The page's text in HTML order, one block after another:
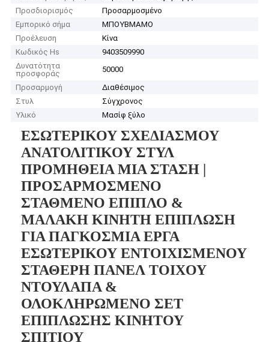
Προσδιορισμός
Προσαρμοσμένο
Εμπορικό σήμα
ΜΠΟΥΒΜΑΜΟ
Προέλευση
Κίνα
Κωδικός Hs
9403509990
Δυνατότητα
προσφοράς
50000
Προσαρμογή
Διαθέσιμος
Στυλ
Σύγχρονος
Υλικό
Μασίφ ξύλο
ΕΣΩΤΕΡΙΚΟΥ ΣΧΕΔΙΑΣΜΟΥ
ΑΝΑΤΟΛΙΤΙΚΟΥ ΣΤΥΛ
ΠΡΟΜΗΘΕΙΑ ΜΙΑ ΣΤΑΣΗ |
ΠΡΟΣΑΡΜΟΣΜΕΝΟ
ΣΤΑΘΜΕΝΟ ΕΠΙΠΛΟ &
ΜΑΛΑΚΗ ΚΙΝΗΤΗ ΕΠΙΠΛΩΣΗ
ΓΙΑ ΠΑΓΚΟΣΜΙΑ ΕΡΓΑ
ΕΣΩΤΕΡΙΚΟΥ ΕΝΤΟΙΧΙΣΜΕΝΟΥ
ΣΤΑΘΕΡΗ ΠΑΝΕΛ ΤΟΙΧΟΥ
ΝΤΟΥΛΑΠΑ &
ΟΛΟΚΛΗΡΩΜΕΝΟ ΣΕΤ
ΕΠΙΠΛΩΣΗΣ ΚΙΝΗΤΟΥ
ΣΠΙΤΙΟΥ